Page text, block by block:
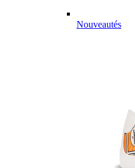
Nouveautés